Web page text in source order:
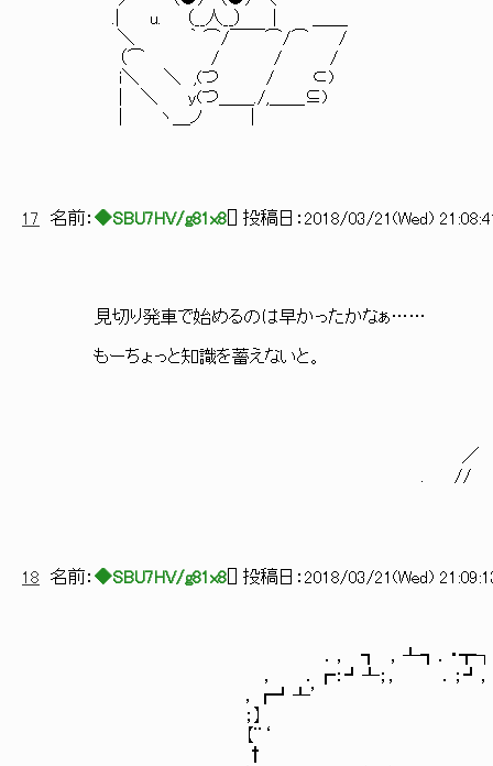
.| u. （__人__） | ＿＿
＼ ｀ ⌒/￣￣⌒/⌒ /
（⌒ / / /
i＼ ＼ ,(つ / ⊂)
| ＼ y(つ＿＿./,＿＿⊆)
| ヽ＿ノ |
17 名前： ◆SBU7HV/g81x8 ] 投稿日： 2018/03/21(Wed)
見切り発車で始めるのは早かった
もーちょっと知識を蓄えないと。 ／
／ | | .|-、 ﾉ
. // （つ .|と
18 名前： ◆SBU7HV/g81x8 ] 投稿日： 2018/03/21(Wed)
．， ┓ ，┸┓．・┳┐
， ．┏：┛┸；， ．；┛，．
，┏┛┸’ ‘ ’‘】
；】 【
【¨‘ ,‘】
† ；